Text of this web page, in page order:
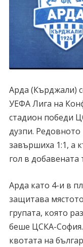
Арда (Кърджали)
УЕФА Лига на
стадион победи
дузпи.
завършиха 1:1, а
гол в добавената
Арда като 4-и в
защитава
групата, която
беше ЦСКА-
квотата на